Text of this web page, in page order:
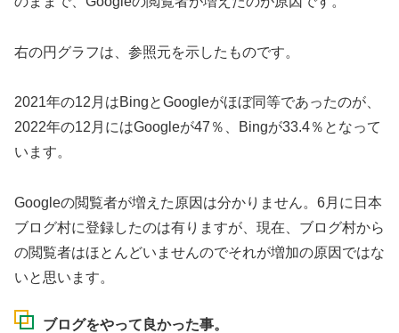
右の円グラフは、参照元を示したものです。
2021年の12月はBingとGoogleがほぼ同等であったのが、
2022年の12月にはGoogleが47％、Bingが33.4％となって
います。
Googleの閲覧者が増えた原因は分かりません。6月に日本
ブログ村に登録したのは有りますが、現在、ブログ村から
の閲覧者はほとんどいませんのでそれが増加の原因ではな
いと思います。
ブログをやって良かった事。